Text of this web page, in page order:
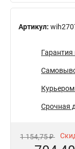
Артикул:
Гарантия
Срочная
1 154,75 ₽